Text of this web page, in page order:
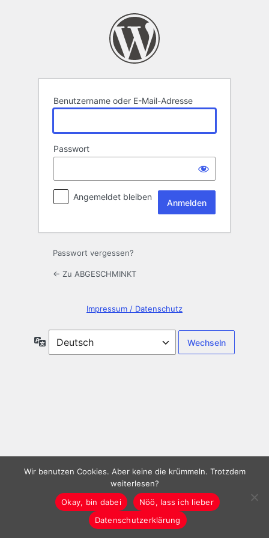
Benutzername oder E-Mail-Adresse
Passwort
Angemeldet bleiben
Passwort vergessen?
← Zu ABGESCHMINKT
Impressum / Datenschutz
Sprache
Wir benutzen Cookies. Aber keine die krümmeln. Trotzdem
weiterlesen?
Okay, bin dabei
Nöö, lass ich lieber
Datenschutzerklärung